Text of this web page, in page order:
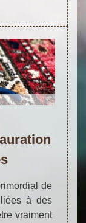
de
à des
vraiment